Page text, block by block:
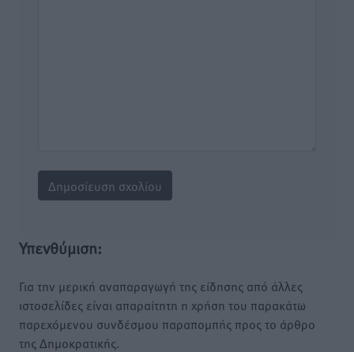
Υπενθύμιση:
Για την μερική αναπαραγωγή της είδησης από άλλες
ιστοσελίδες είναι απαραίτητη η χρήση του παρακάτω
παρεχόμενου συνδέσμου παραπομπής προς το άρθρο
της Δημοκρατικής.